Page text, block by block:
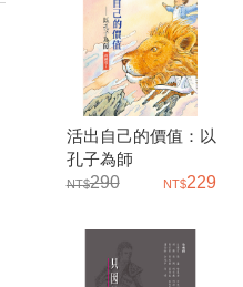
活出自己的價值：以
孔子為師
290
229